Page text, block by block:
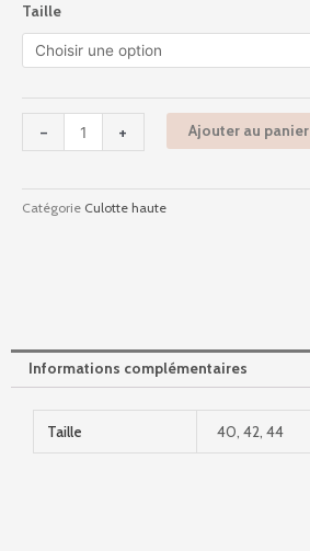
Taille
-
de
0502951
-
-
+ Ajouter au panier
Catégorie Culotte haute
Informations complémentaires
Taille 40, 42, 44